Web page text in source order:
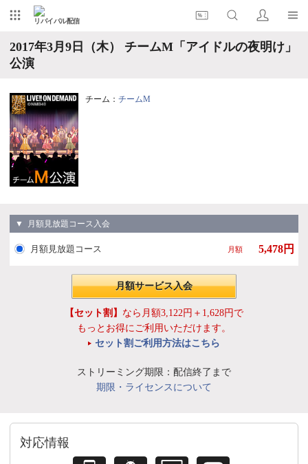
リバイバル配信
2017年3月9日（木） チームM「アイドルの夜明け」
公演
チーム： チームM
▼ 月額見放題コース入会
月額見放題コース 月額 5,478円
月額サービス入会
【セット割】 なら月額3,122円＋1,628円で
もっとお得にご利用いただけます。
セット割ご利用方法はこちら
ストリーミング期限：配信終了まで
期限・ライセンスについて
対応情報